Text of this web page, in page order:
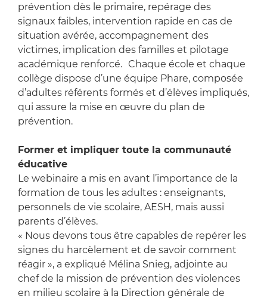
prévention dès le primaire, repérage des
signaux faibles, intervention rapide en cas de
situation avérée, accompagnement des
victimes, implication des familles et pilotage
académique renforcé. Chaque école et chaque
collège dispose d’une équipe Phare, composée
d’adultes référents formés et d’élèves impliqués,
qui assure la mise en œuvre du plan de
prévention.
Former et impliquer toute la communauté
éducative
Le webinaire a mis en avant l’importance de la
formation de tous les adultes : enseignants,
personnels de vie scolaire, AESH, mais aussi
parents d’élèves.
« Nous devons tous être capables de repérer les
signes du harcèlement et de savoir comment
réagir », a expliqué Mélina Snieg, adjointe au
chef de la mission de prévention des violences
en milieu scolaire à la Direction générale de